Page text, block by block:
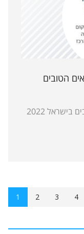
הטובים
פרופ’ דוד גורדון ברשימת הרופאים הטובים בישראל 2022
1 2 3 4